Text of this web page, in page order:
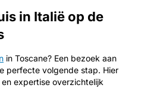
in Italië op de
in Toscane? Een bezoek aan
perfecte volgende stap. Hier
expertise overzichtelijk